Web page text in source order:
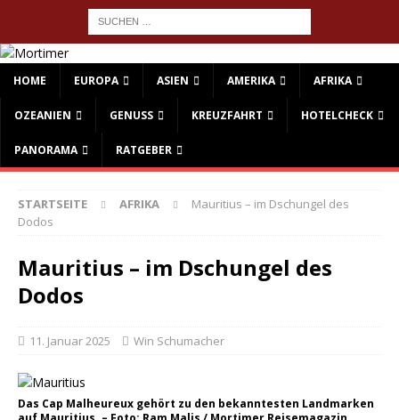
HOME EUROPA ASIEN AMERIKA AFRIKA
OZEANIEN GENUSS KREUZFAHRT HOTELCHECK
PANORAMA RATGEBER
STARTSEITE AFRIKA
Mauritius – im Dschungel des
Dodos
Mauritius – im Dschungel des
Dodos
11. Januar 2025 Win Schumacher
Das Cap Malheureux gehört zu den bekanntesten Landmarken